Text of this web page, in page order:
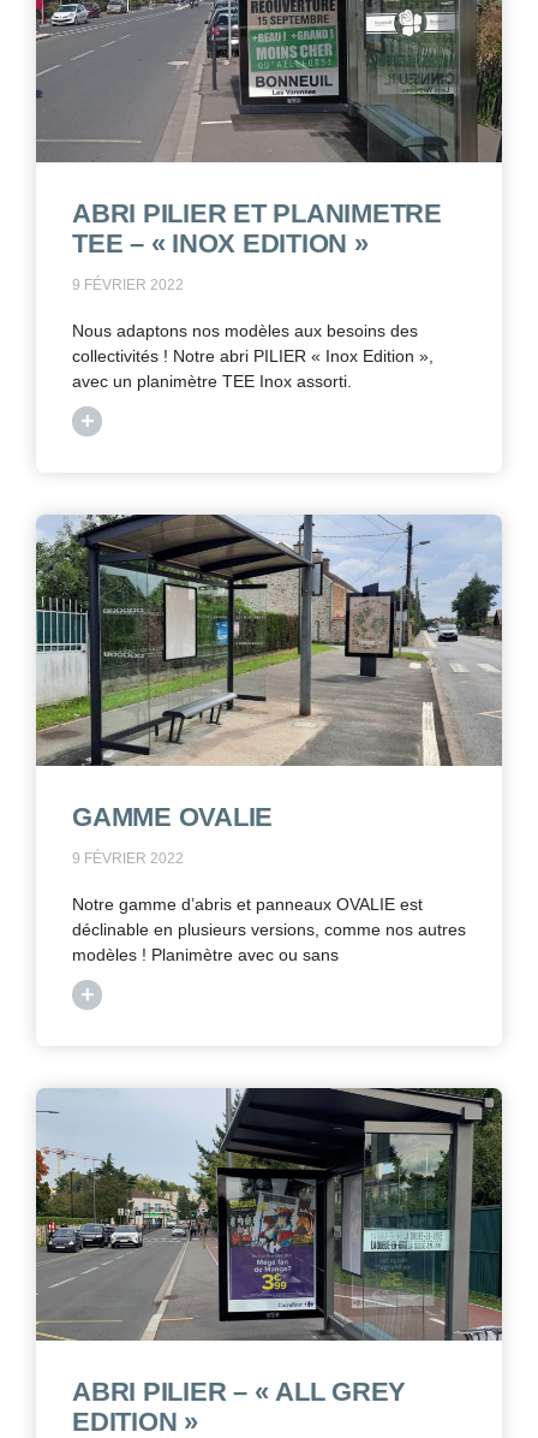
ABRI PILIER ET PLANIMETRE
TEE – « INOX EDITION »
9 FÉVRIER 2022
Nous adaptons nos modèles aux besoins des
collectivités ! Notre abri PILIER « Inox Edition »,
avec un planimètre TEE Inox assorti.
+
GAMME OVALIE
9 FÉVRIER 2022
Notre gamme d’abris et panneaux OVALIE est
déclinable en plusieurs versions, comme nos autres
modèles ! Planimètre avec ou sans
+
ABRI PILIER – « ALL GREY
EDITION »